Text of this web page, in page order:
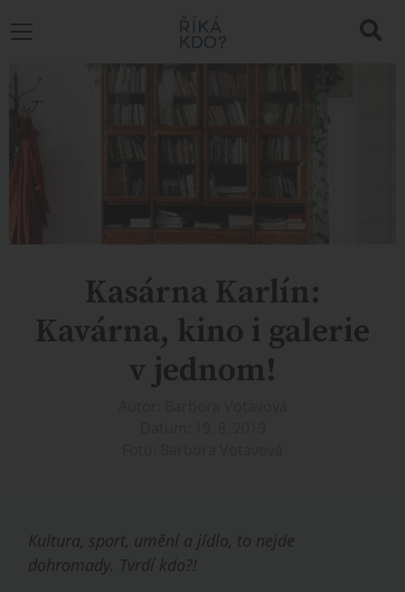
Kasárna Karlín:
Kavárna, kino i galerie
v jednom!
Kultura, sport, umění a jídlo, to nejde
dohromady. Tvrdí kdo?!